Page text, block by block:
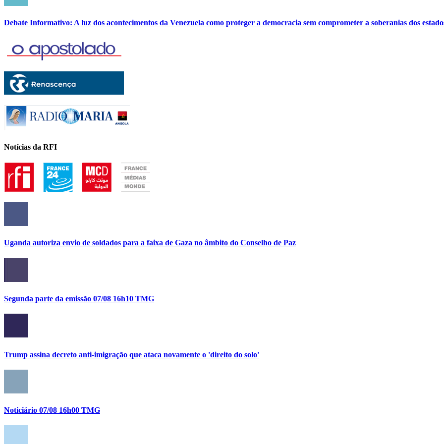
Debate Informativo: A luz dos acontecimentos da Venezuela como proteger a democracia sem comprometer a soberanias dos
Notícias da RFI
Uganda autoriza envio de soldados para a faixa de Gaza no âmbito do Conselho de Paz
Segunda parte da emissão 07/08 16h10 TMG
Trump assina decreto anti-imigração que ataca novamente o 'direito do solo'
Noticiário 07/08 16h00 TMG